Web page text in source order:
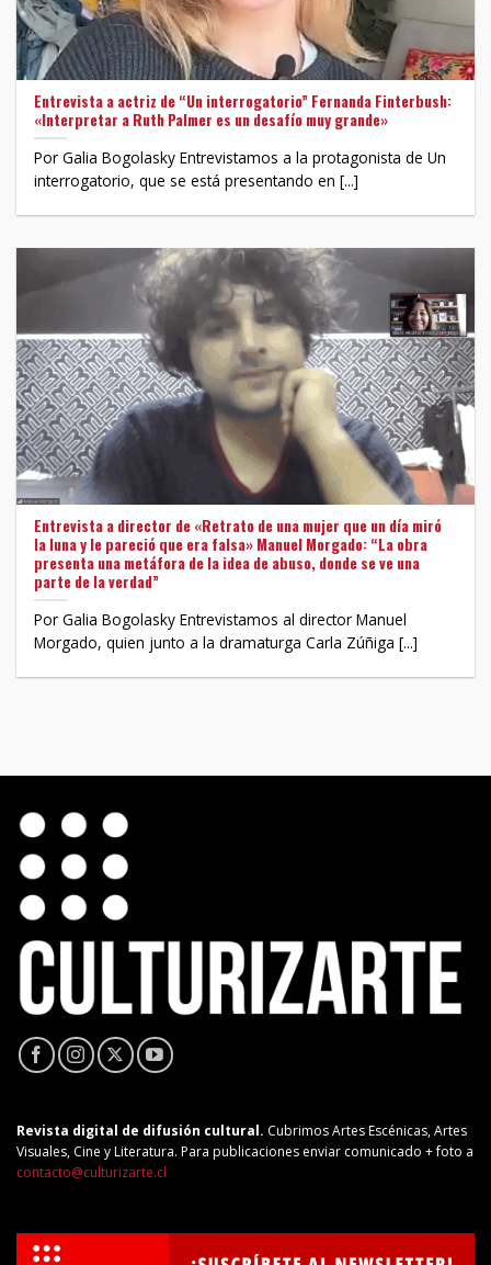
Entrevista a actriz de “Un interrogatorio” Fernanda Finterbush:
«Interpretar a Ruth Palmer es un desafío muy grande»
Por Galia Bogolasky Entrevistamos a la protagonista de Un
interrogatorio, que se está presentando en [...]
Entrevista a director de «Retrato de una mujer que un día miró
la luna y le pareció que era falsa» Manuel Morgado: “La obra
presenta una metáfora de la idea de abuso, donde se ve una
parte de la verdad”
Por Galia Bogolasky Entrevistamos al director Manuel
Morgado, quien junto a la dramaturga Carla Zúñiga [...]
Revista digital de difusión cultural. Cubrimos Artes Escénicas, Artes
Visuales, Cine y Literatura. Para publicaciones enviar comunicado + foto a
contacto@culturizarte.cl